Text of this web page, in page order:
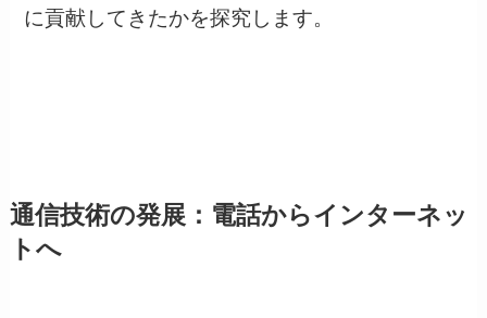
に貢献してきたかを探究します。
通信技術の発展：電話からインターネッ
トへ